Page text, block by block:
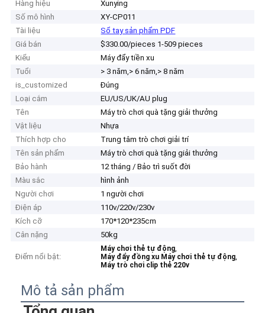
Hàng hiệu
Xunying
Số mô hình
XY-CP011
Tài liệu
Sổ tay sản phẩm PDF
Giá bán
$330.00/pieces 1-509 pieces
Kiểu
Máy đẩy tiền xu
Tuổi
> 3 năm,> 6 năm,> 8 năm
is_customized
Đúng
Loại cắm
EU/US/UK/AU plug
Tên
Máy trò chơi quà tặng giải thưởng
Vật liệu
Nhựa
Thích hợp cho
Trung tâm trò chơi giải trí
Tên sản phẩm
Máy trò chơi quà tặng giải thưởng
Bảo hành
12 tháng / Bảo trì suốt đời
Màu sắc
hình ảnh
Người chơi
1 người chơi
Điện áp
110v/220v/230v
Kích cỡ
170*120*235cm
Cân nặng
50kg
Điểm nổi bật:
Máy chơi thẻ tự động,
Máy đẩy đồng xu Máy chơi thẻ tự động,
Máy trò chơi clip thẻ 220v
Mô tả sản phẩm